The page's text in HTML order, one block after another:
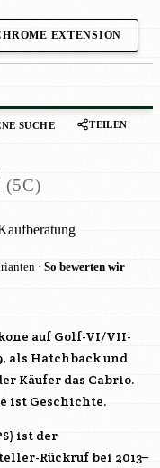
EXTENSION
SUCHE TEILEN
(5C)
· So bewerten wir
auf Golf-VI/VII-
als Hatchback und
Käufer das Cabrio.
ist Geschichte.
ist der
Rückruf bei 2013–